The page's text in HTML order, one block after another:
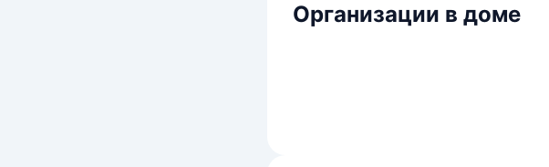
Организации в доме